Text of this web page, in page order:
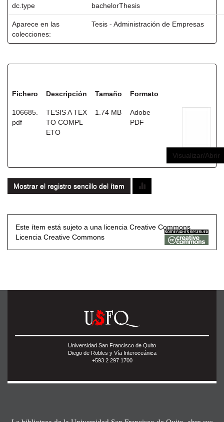
dc.type bachelorThesis
Aparece en las
colecciones:
Tesis - Administración de Empresas
Fichero Descripción Tamaño Formato
106685.
pdf
TESIS A TEX
TO COMPL
ETO
1.74 MB
Adobe
PDF
Visualizar/Abrir
Mostrar el registro sencillo del ítem
Este ítem está sujeto a una licencia Creative Commons
Licencia Creative Commons
Universidad San Francisco de Quito
Diego de Robles y Vía Interoceánica
+593 2 297 1700